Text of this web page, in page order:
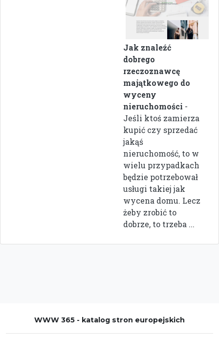
Jak znaleźć
dobrego
rzeczoznawcę
majątkowego do
wyceny
nieruchomości -
Jeśli ktoś zamierza
kupić czy sprzedać
jakąś
nieruchomość, to w
wielu przypadkach
będzie potrzebował
usługi takiej jak
wycena domu. Lecz
żeby zrobić to
dobrze, to trzeba ...
WWW 365 - katalog stron europejskich